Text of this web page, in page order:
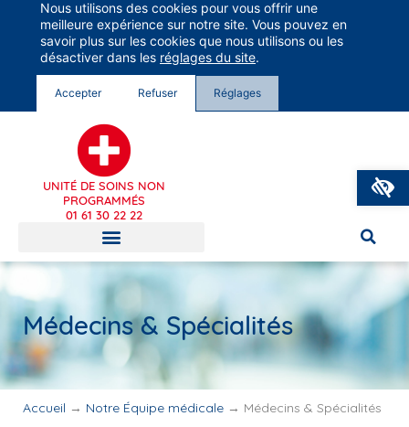
Groupe Vivalto Santé
Entre nous, la vie
UNITÉ DE SOINS NON
PROGRAMMÉS
01 61 30 22 22
Médecins & Spécialités
Accueil → Notre Équipe médicale → Médecins & Spécialités
Nous utilisons des cookies pour vous offrir une
meilleure expérience sur notre site. Vous pouvez en
savoir plus sur les cookies que nous utilisons ou les
désactiver dans les réglages du site.
Accepter Refuser Réglages